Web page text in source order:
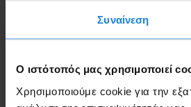
Συναίνεση
Ο ιστότοπός μας χρησιμοποιεί
Χρησιμοποιούμε cookie για την